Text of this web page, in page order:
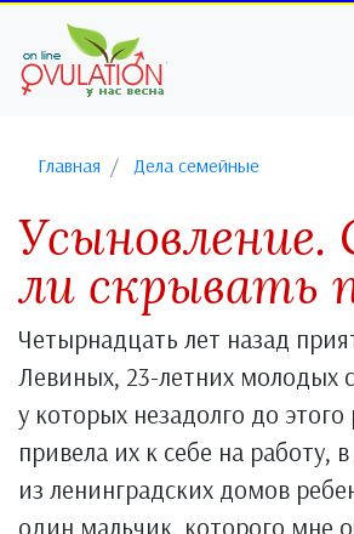
Главная Дела семейные
ли скрывать
Четырнадцать лет назад
Левиных, 23-летних молодых
у которых незадолго до
привела их к себе на работу,
из ленинградских домов
один мальчик, которого мне